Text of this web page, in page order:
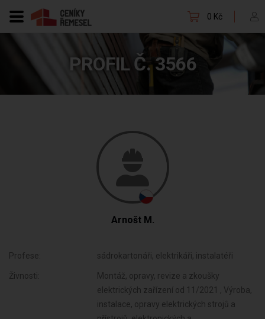
0 Kč
PROFIL Č. 3566
Arnošt M.
Profese: sádrokartonáři, elektrikáři, instalatéři
Živnosti:
Montáž, opravy, revize a zkoušky
elektrických zařízení od 11/2021 , Výroba,
instalace, opravy elektrických strojů a